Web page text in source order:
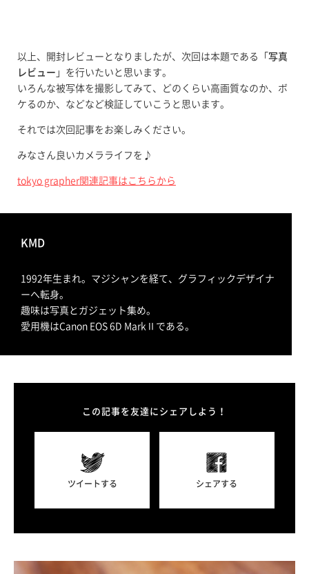
以上、開封レビューとなりましたが、次回は本題である「 写真
レビュー 」を行いたいと思います。
いろんな被写体を撮影してみて、どのくらい高画質なのか、ボ
ケるのか、などなど検証していこうと思います。
それでは次回記事をお楽しみください。
みなさん良いカメラライフを♪
tokyo grapher関連記事はこちらから
KMD
1992年生まれ。マジシャンを経て、グラフィックデザイナ
ーへ転身。
趣味は写真とガジェット集め。
愛用機はCanon EOS 6D MarkⅡである。
この記事を友達にシェアしよう！
ツイートする シェアする